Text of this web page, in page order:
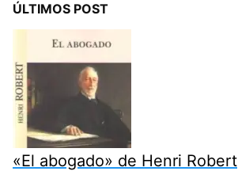
ÚLTIMOS POST
«El abogado» de Henri Robert